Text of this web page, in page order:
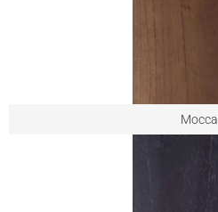
Mocca